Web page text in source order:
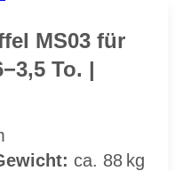
MS03 für
To. |
ca. 88 kg